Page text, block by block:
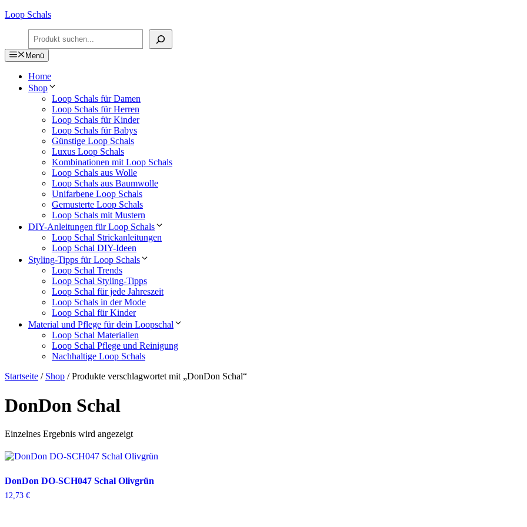
Zum
springen
Loop Schals
Suchen
Menü
Home
Shop
Loop Schals für Damen
Loop Schals für Herren
Loop Schals für Kinder
Loop Schals für Babys
Günstige Loop Schals
Luxus Loop Schals
Kombinationen mit Loop Schals
Loop Schals aus Wolle
Loop Schals aus Baumwolle
Unifarbene Loop Schals
Gemusterte Loop Schals
Loop Schals mit Mustern
DIY-Anleitungen für Loop Schals
Loop Schal Strickanleitungen
Loop Schal DIY-Ideen
Styling-Tipps für Loop Schals
Loop Schal Trends
Loop Schal Styling-Tipps
Loop Schal für jede Jahreszeit
Loop Schals in der Mode
Loop Schal für Kinder
Material und Pflege für dein Loopschal
Loop Schal Materialien
Loop Schal Pflege und Reinigung
Nachhaltige Loop Schals
Startseite / Shop / Produkte verschlagwortet mit „DonDon Schal“
DonDon Schal
Einzelnes Ergebnis wird angezeigt
DonDon DO-SCH047 Schal Olivgrün
12,73 €